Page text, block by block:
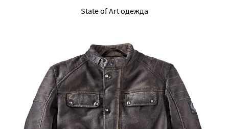
State of Art одежда